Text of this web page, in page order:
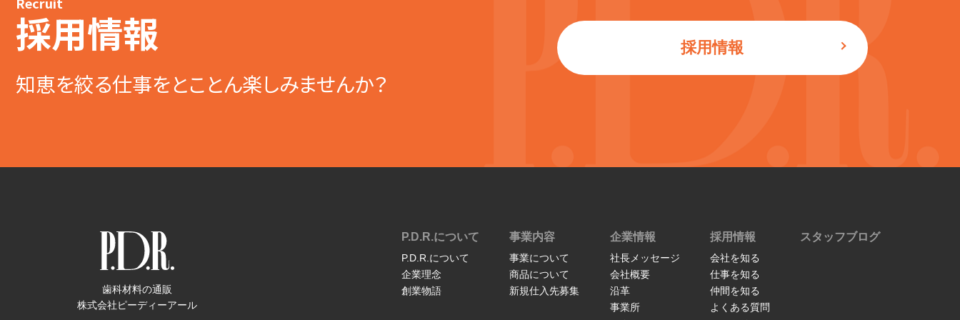
採用情報
知恵を絞る仕事をとことん楽しみませんか？
採用情報
歯科材料の通販
株式会社ピーディーアール
P.D.R.について
P.D.R.について
企業理念
創業物語
事業内容
事業について
商品について
新規仕入先募集
企業情報
社長メッセージ
会社概要
沿革
事業所
採用情報
会社を知る
仕事を知る
仲間を知る
よくある質問
スタッフブログ